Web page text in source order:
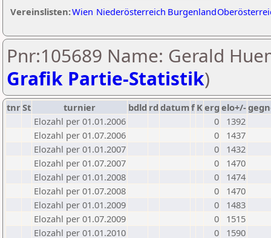
Vereinslisten:Wien Niederösterreich Burgenland
Pnr:105689 Name: Gerald
Grafik Partie-Statistik)
tnrSt turnier bdld rd datumf Kerg elo+/-
Elozahl per 01.01.2006
0
1392
Elozahl per 01.07.2006
0
1437
Elozahl per 01.01.2007
0
1432
Elozahl per 01.07.2007
0
1470
Elozahl per 01.01.2008
0
1474
Elozahl per 01.07.2008
0
1470
Elozahl per 01.01.2009
0
1483
Elozahl per 01.07.2009
0
1515
Elozahl per 01.01.2010
0
1590